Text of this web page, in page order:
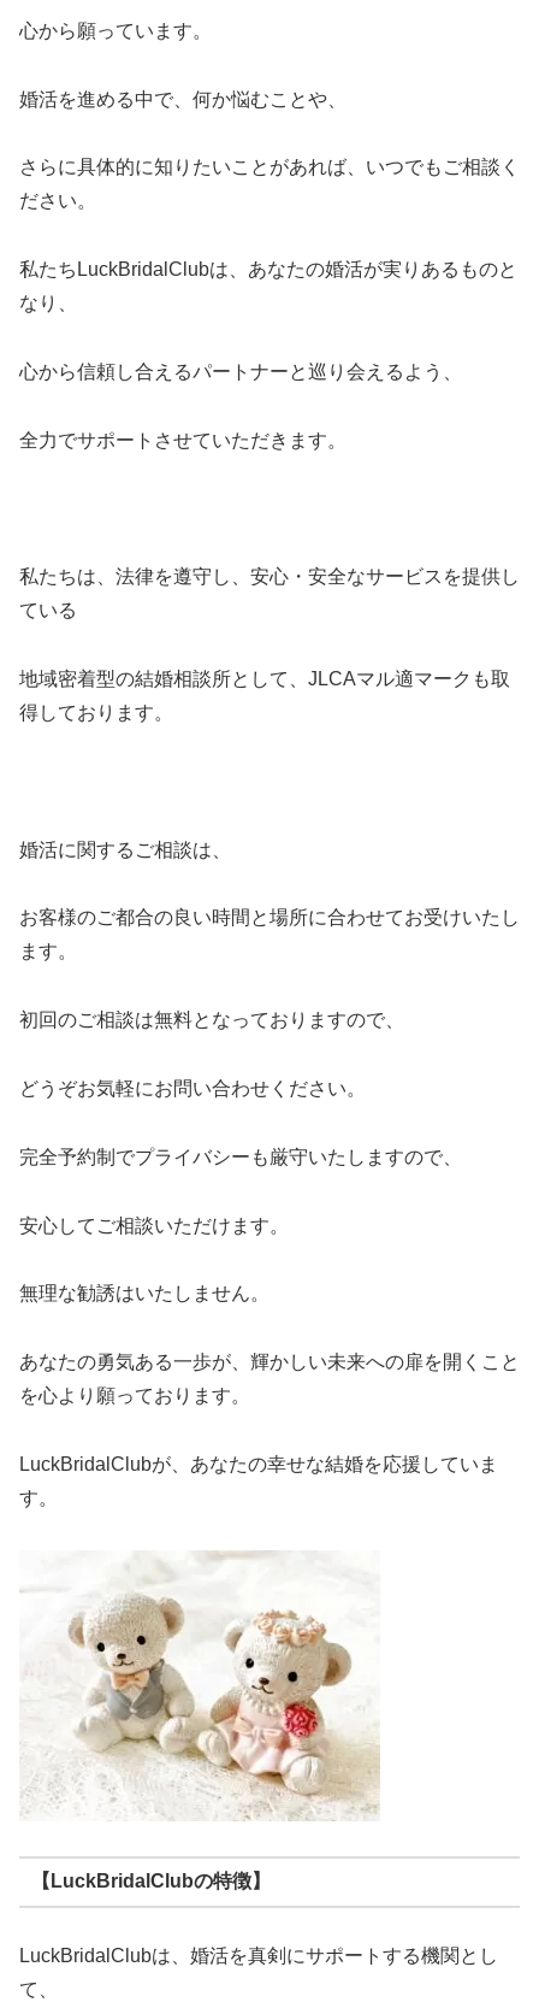
心から願っています。
婚活を進める中で、何か悩むことや、
さらに具体的に知りたいことがあれば、いつでもご相談く
ださい。
私たちLuckBridalClubは、あなたの婚活が実りあるものと
なり、
心から信頼し合えるパートナーと巡り会えるよう、
全力でサポートさせていただきます。
私たちは、法律を遵守し、安心・安全なサービスを提供し
ている
地域密着型の結婚相談所として、JLCAマル適マークも取
得しております。
婚活に関するご相談は、
お客様のご都合の良い時間と場所に合わせてお受けいたし
ます。
初回のご相談は無料となっておりますので、
どうぞお気軽にお問い合わせください。
完全予約制でプライバシーも厳守いたしますので、
安心してご相談いただけます。
無理な勧誘はいたしません。
あなたの勇気ある一歩が、輝かしい未来への扉を開くこと
を心より願っております。
LuckBridalClubが、あなたの幸せな結婚を応援していま
す。
【LuckBridalClubの特徴】
LuckBridalClubは、婚活を真剣にサポートする機関とし
て、